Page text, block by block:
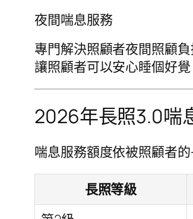
夜間喘息服務
專門解決照顧者夜間照顧
讓照顧者可以安心睡個好覺
2026年長照3.0喘
喘息服務額度依被照顧者
長照等級